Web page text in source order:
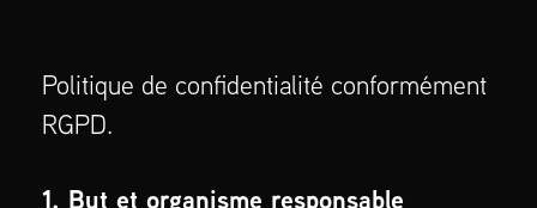
Politique de confidentialité conformément
RGPD.
1. But et organisme responsable